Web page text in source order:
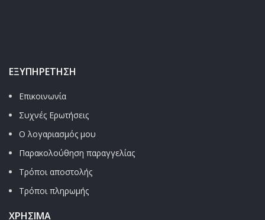
ΕΞΥΠΗΡΈΤΗΣΗ
Επικοινωνία
Συχνές Ερωτήσεις
Ο λογαριασμός μου
Παρακολούθηση παραγγελίας
Τρόποι αποστολής
Τρόποι πληρωμής
ΧΡΉΣΙΜΑ